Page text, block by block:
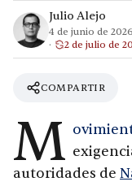
Julio Alejo
4 de junio de 2026
2 de julio de
COMPARTIR
M
autoridades de